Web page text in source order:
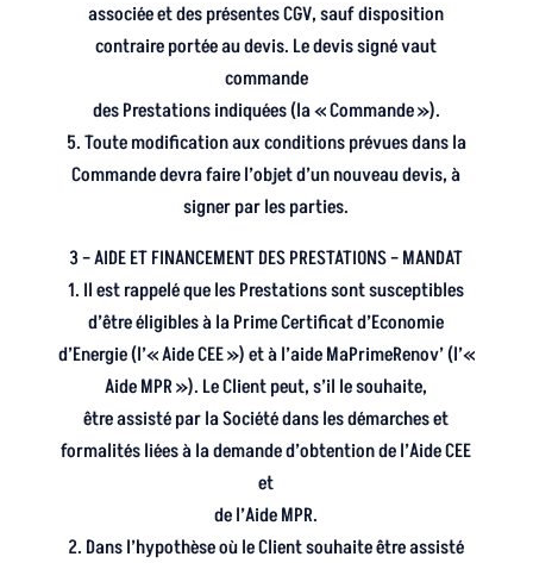
associée et des présentes CGV, sauf disposition
contraire portée au devis. Le devis signé vaut
commande
des Prestations indiquées (la « Commande »).
5. Toute modification aux conditions prévues dans la
Commande devra faire l’objet d’un nouveau devis, à
signer par les parties.
3 – AIDE ET FINANCEMENT DES PRESTATIONS – MANDAT
1. Il est rappelé que les Prestations sont susceptibles
d’être éligibles à la Prime Certificat d’Economie
d’Energie (l’« Aide CEE ») et à l’aide MaPrimeRenov’ (l’«
Aide MPR »). Le Client peut, s’il le souhaite,
être assisté par la Société dans les démarches et
formalités liées à la demande d’obtention de l’Aide CEE
et
de l’Aide MPR.
2. Dans l’hypothèse où le Client souhaite être assisté